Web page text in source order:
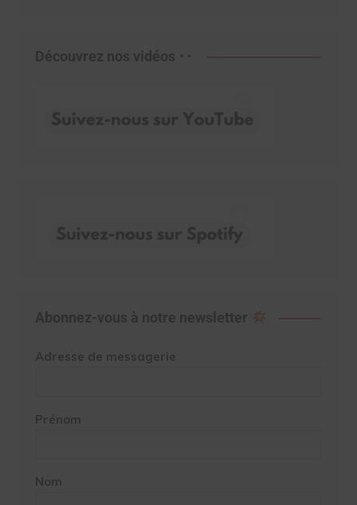
Découvrez nos vidéos
Abonnez-vous à notre newsletter
Adresse de messagerie
Prénom
Nom